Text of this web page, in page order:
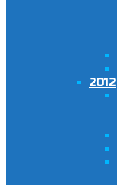
2012